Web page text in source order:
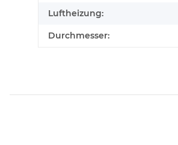
Luftheizung:
Durchmesser: